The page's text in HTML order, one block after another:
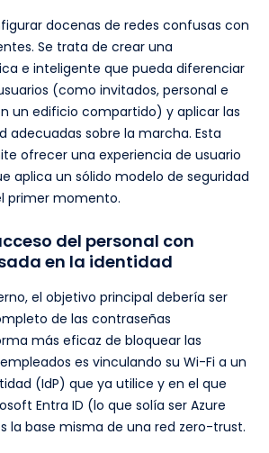
docenas de redes confusas con
Se trata de crear una
e inteligente que pueda diferenciar
(como invitados, personal e
un edificio compartido) y aplicar las
adecuadas sobre la marcha. Esta
ofrecer una experiencia de usuario
aplica un sólido modelo de seguridad
primer momento.
del personal con
en la identidad
el objetivo principal debería ser
de las contraseñas
más eficaz de bloquear las
es vinculando su Wi-Fi a un
(IdP) que ya utilice y en el que
Entra ID (lo que solía ser Azure
la base misma de una red zero-trust.